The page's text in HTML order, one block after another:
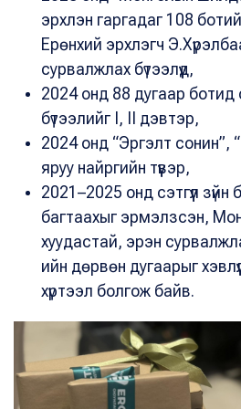
эрхлэн гаргадаг 108
Ерөнхий эрхлэгч
сурвалжлах бүтээлүүд,
2024 онд 88 дугаар ботид
бүтээлийг I, II дэвтэр,
2024 онд “Эргэлт сонин”,
яруу найргийн түүвэр,
2021–2025 онд сэтгүүл зүйн
багтаахыг эрмэлзсэн,
хуудастай, эрэн
ийн дөрвөн дугаарыг
хүртээл болгож байв.